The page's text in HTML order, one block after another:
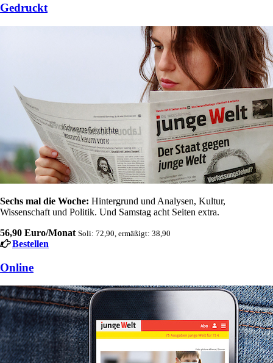
Gedruckt
Sechs mal die Woche: Hintergrund und Analysen, Kultur,
Wissenschaft und Politik. Und Samstag acht Seiten extra.
56,90 Euro/Monat Soli: 72,90, ermäßigt: 38,90
Bestellen
Online